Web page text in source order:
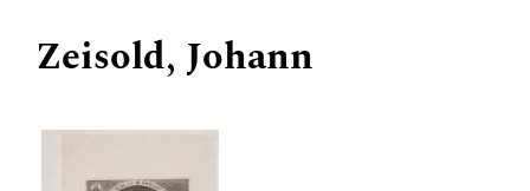
Zeisold, Johann